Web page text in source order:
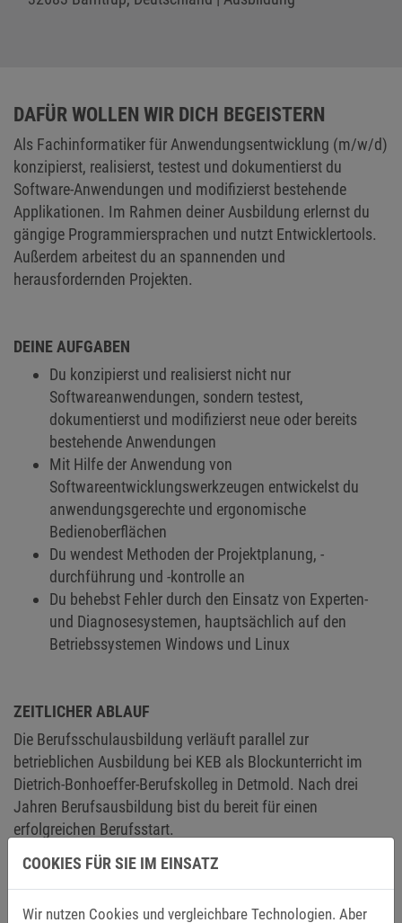
DAFÜR WOLLEN WIR DICH BEGEISTERN
Als Fachinformatiker für Anwendungsentwicklung (m/w/d)
konzipierst, realisierst, testest und dokumentierst du
Software-Anwendungen und modifizierst bestehende
Applikationen. Im Rahmen deiner Ausbildung erlernst du
gängige Programmiersprachen und nutzt Entwicklertools.
Außerdem arbeitest du an spannenden und
herausfordernden Projekten.
DEINE AUFGABEN
Du konzipierst und realisierst nicht nur
Softwareanwendungen, sondern testest,
dokumentierst und modifizierst neue oder bereits
bestehende Anwendungen
Mit Hilfe der Anwendung von
Softwareentwicklungswerkzeugen entwickelst du
anwendungsgerechte und ergonomische
Bedienoberflächen
Du wendest Methoden der Projektplanung, -
durchführung und -kontrolle an
Du behebst Fehler durch den Einsatz von Experten-
und Diagnosesystemen, hauptsächlich auf den
Betriebssystemen Windows und Linux
ZEITLICHER ABLAUF
Die Berufsschulausbildung verläuft parallel zur
betrieblichen Ausbildung bei KEB als Blockunterricht im
Dietrich-Bonhoeffer-Berufskolleg in Detmold. Nach drei
Jahren Berufsausbildung bist du bereit für einen
erfolgreichen Berufsstart.
COOKIES FÜR SIE IM EINSATZ
Wir nutzen Cookies und vergleichbare Technologien. Aber